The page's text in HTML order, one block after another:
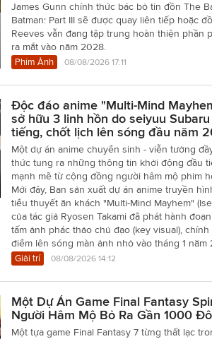
James Gunn chính thức bác bỏ tin đồn The
Batman: Part III sẽ được quay liên tiếp hoặc
Reeves vẫn đang tập trung hoàn thiện phần
ra mắt vào năm 2028.
Phim Ảnh
08/08/2026 17:11
Độc đáo anime "Multi-Mind
sở hữu 3 linh hồn do seiyuu Subaru
tiếng, chốt lịch lên sóng đầu năm
Một dự án anime chuyển sinh - viễn tưởng
thức tung ra những thông tin khởi động đầu
mạnh mẽ từ cộng đồng người hâm mộ phim
Mới đây, Ban sản xuất dự án anime truyền
tiểu thuyết ăn khách "Multi-Mind Mayhem"
của tác giả Ryosen Takami đã phát hành
tấm ảnh phác thảo chủ đạo (key visual),
điểm lên sóng màn ảnh nhỏ vào tháng 1 năm
Giải trí
08/08/2026 14:12
Một Dự Án Game Final Fantasy
Người Hâm Mộ Bỏ Ra Gần 1000
Một tựa game Final Fantasy 7 từng thất lạc